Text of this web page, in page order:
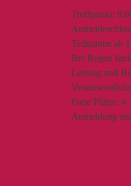
Treffpunkt:
Teilnahme ab
Bei Regen
Leitung und
Freie Plätze: 4
Anmeldung